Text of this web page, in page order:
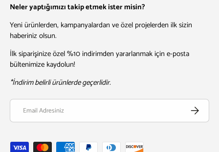
Neler yaptığımızı takip etmek ister misin?
Yeni ürünlerden, kampanyalardan ve özel projelerden ilk sizin
haberiniz olsun.
İlk siparişinize özel %10 indirimden yararlanmak için e-posta
bültenimize kaydolun!
*İndirim belirli ürünlerde geçerlidir.
Email Abone Ol
Kabul edilen ödeme yöntemleri